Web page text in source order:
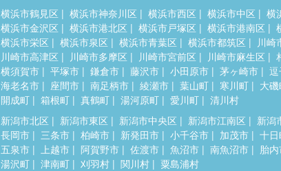
横浜市鶴見区 横浜市神奈川区 横浜市西区 横浜市中区 横
横浜市金沢区
横浜市港北区 横浜市戸塚区 横浜市港南区
横浜市栄区
横浜市泉区 横浜市青葉区 横浜市都筑区 川崎
川崎市高津区
川崎市多摩区 川崎市宮前区 川崎市麻生区
横須賀市
平塚市 鎌倉市 藤沢市 小田原市 茅ヶ崎市
海老名市
座間市 南足柄市 綾瀬市 葉山町 寒川町 大
開成町
箱根町 真鶴町 湯河原町 愛川町 清川村
新潟市北区 新潟市東区 新潟市中央区 新潟市江南区 新潟
長岡市
三条市 柏崎市 新発田市 小千谷市 加茂市 十
五泉市
上越市 阿賀野市 佐渡市 魚沼市 南魚沼市 胎
湯沢町
津南町 刈羽村 関川村
粟島浦村